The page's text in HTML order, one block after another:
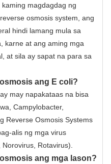
magdagdag ng
osmosis system, ang
hindi lamang mula sa
karne at ang aming mga
at sila ay sapat na para sa
ang E coli?
may napakataas na bisa
Campylobacter,
Reverse Osmosis Systems
alis ng mga virus
Rotavirus).
ang mga lason?